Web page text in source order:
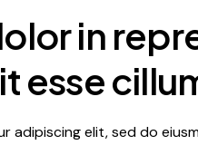
in
esse
elit, sed do